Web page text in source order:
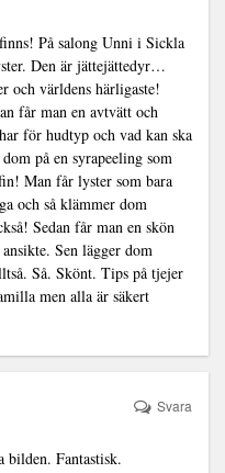
På salong Unni i Sickla
Den är jättejättedyr…
och världens härligaste!
får man en avtvätt och
för hudtyp och vad kan ska
på en syrapeeling som
Man får lyster som bara
och så klämmer dom
Sedan får man en skön
Sen lägger dom
Så. Skönt. Tips på tjejer
men alla är säkert
bilden. Fantastisk.
Svara